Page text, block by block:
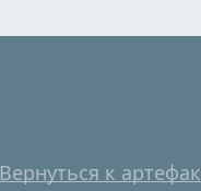
Вернуться к